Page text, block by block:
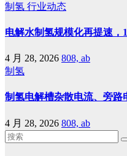
制氢 行业动态
电解水制氢规模化再提速，
4 月 28, 2026 808, ab
制氢
制氢电解槽杂散电流、旁
4 月 28, 2026 808, ab